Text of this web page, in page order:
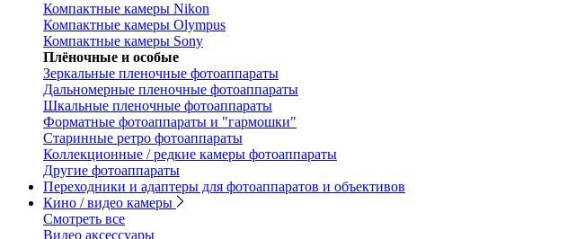
Компактные камеры Nikon
Компактные камеры Olympus
Компактные камеры Sony
Плёночные и особые
Зеркальные пленочные фотоаппараты
Дальномерные пленочные фотоаппараты
Шкальные пленочные фотоаппараты
Форматные фотоаппараты и "гармошки"
Старинные ретро фотоаппараты
Коллекционные / редкие камеры фотоаппараты
Другие фотоаппараты
Переходники и адаптеры для фотоаппаратов и объективов
Кино / видео камеры
Смотреть все
Видео аксессуары